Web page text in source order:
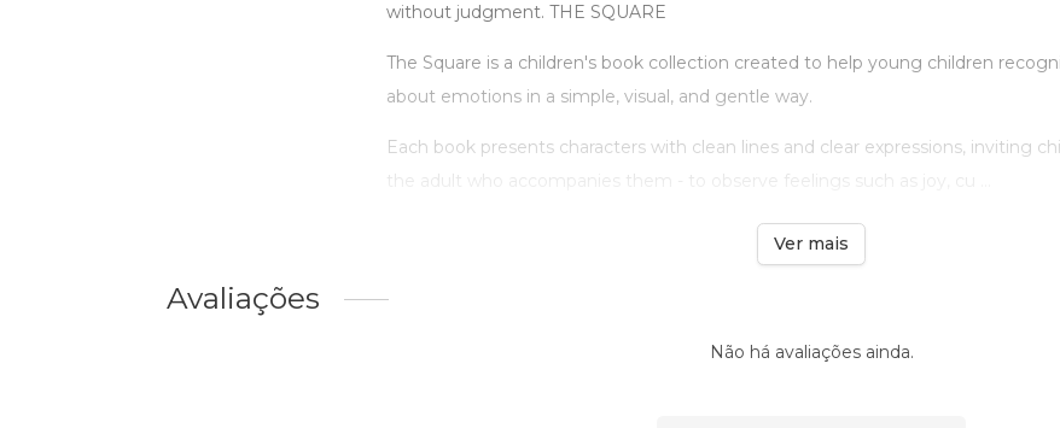
without judgment. THE SQUARE
The Square is a children's book collection created to help young children
about emotions in a simple, visual, and gentle way.
Each book presents characters with clean lines and clear expressions, inviting
the adult who accompanies them - to observe feelings such as joy, cu ...
Ver mais
Avaliações
Não há avaliações ainda.